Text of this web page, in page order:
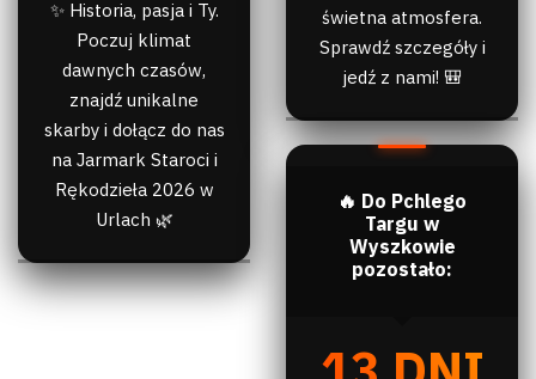
✨ Historia, pasja i Ty.
Poczuj klimat
dawnych czasów,
znajdź unikalne
skarby i dołącz do nas
na Jarmark Staroci i
Rękodzieła 2026 w
Urlach 🌿
świetna atmosfera.
Sprawdź szczegóły i
jedź z nami! 🎒
🔥 Do Pchlego
Targu w
Wyszkowie
pozostało: